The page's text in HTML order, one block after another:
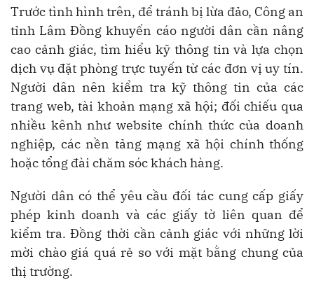
Trước tình hình trên, để tránh bị lừa đảo, Công an
tỉnh Lâm Đồng khuyến cáo người dân cần nâng
cao cảnh giác, tìm hiểu kỹ thông tin và lựa chọn
dịch vụ đặt phòng trực tuyến từ các đơn vị uy tín.
Người dân nên kiểm tra kỹ thông tin của các
trang web, tài khoản mạng xã hội; đối chiếu qua
nhiều kênh như website chính thức của doanh
nghiệp, các nền tảng mạng xã hội chính thống
hoặc tổng đài chăm sóc khách hàng.
Người dân có thể yêu cầu đối tác cung cấp giấy
phép kinh doanh và các giấy tờ liên quan để
kiểm tra. Đồng thời cần cảnh giác với những lời
mời chào giá quá rẻ so với mặt bằng chung của
thị trường.